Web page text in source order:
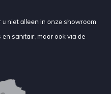
niet alleen in onze showroom
sanitair, maar ook via de